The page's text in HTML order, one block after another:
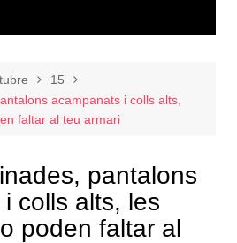
15
acampanats i colls alts,
faltar al teu armari
pantalons
colls alts, les
poden faltar al